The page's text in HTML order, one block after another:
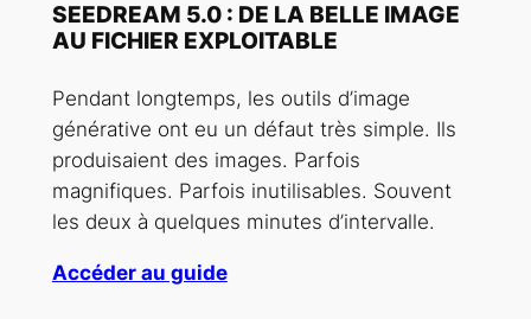
SEEDREAM 5.0 : DE LA BELLE IMAGE
AU FICHIER EXPLOITABLE
Pendant longtemps, les outils d’image
générative ont eu un défaut très simple. Ils
produisaient des images. Parfois
magnifiques. Parfois inutilisables. Souvent
les deux à quelques minutes d’intervalle.
Accéder au guide